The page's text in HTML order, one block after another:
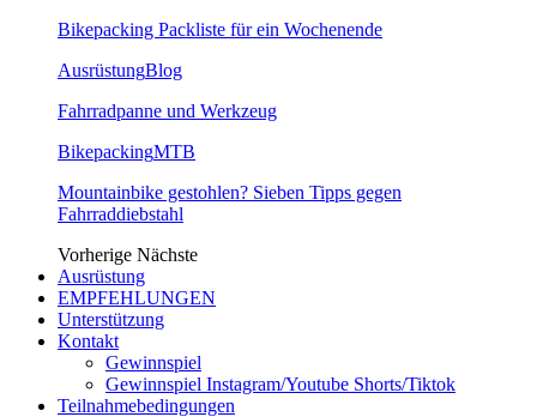
Bikepacking Packliste für ein Wochenende
AusrüstungBlog
Fahrradpanne und Werkzeug
BikepackingMTB
Mountainbike gestohlen? Sieben Tipps gegen
Fahrraddiebstahl
Vorherige Nächste
Ausrüstung
EMPFEHLUNGEN
Unterstützung
Kontakt
Gewinnspiel
Gewinnspiel Instagram/Youtube Shorts/Tiktok
Teilnahmebedingungen